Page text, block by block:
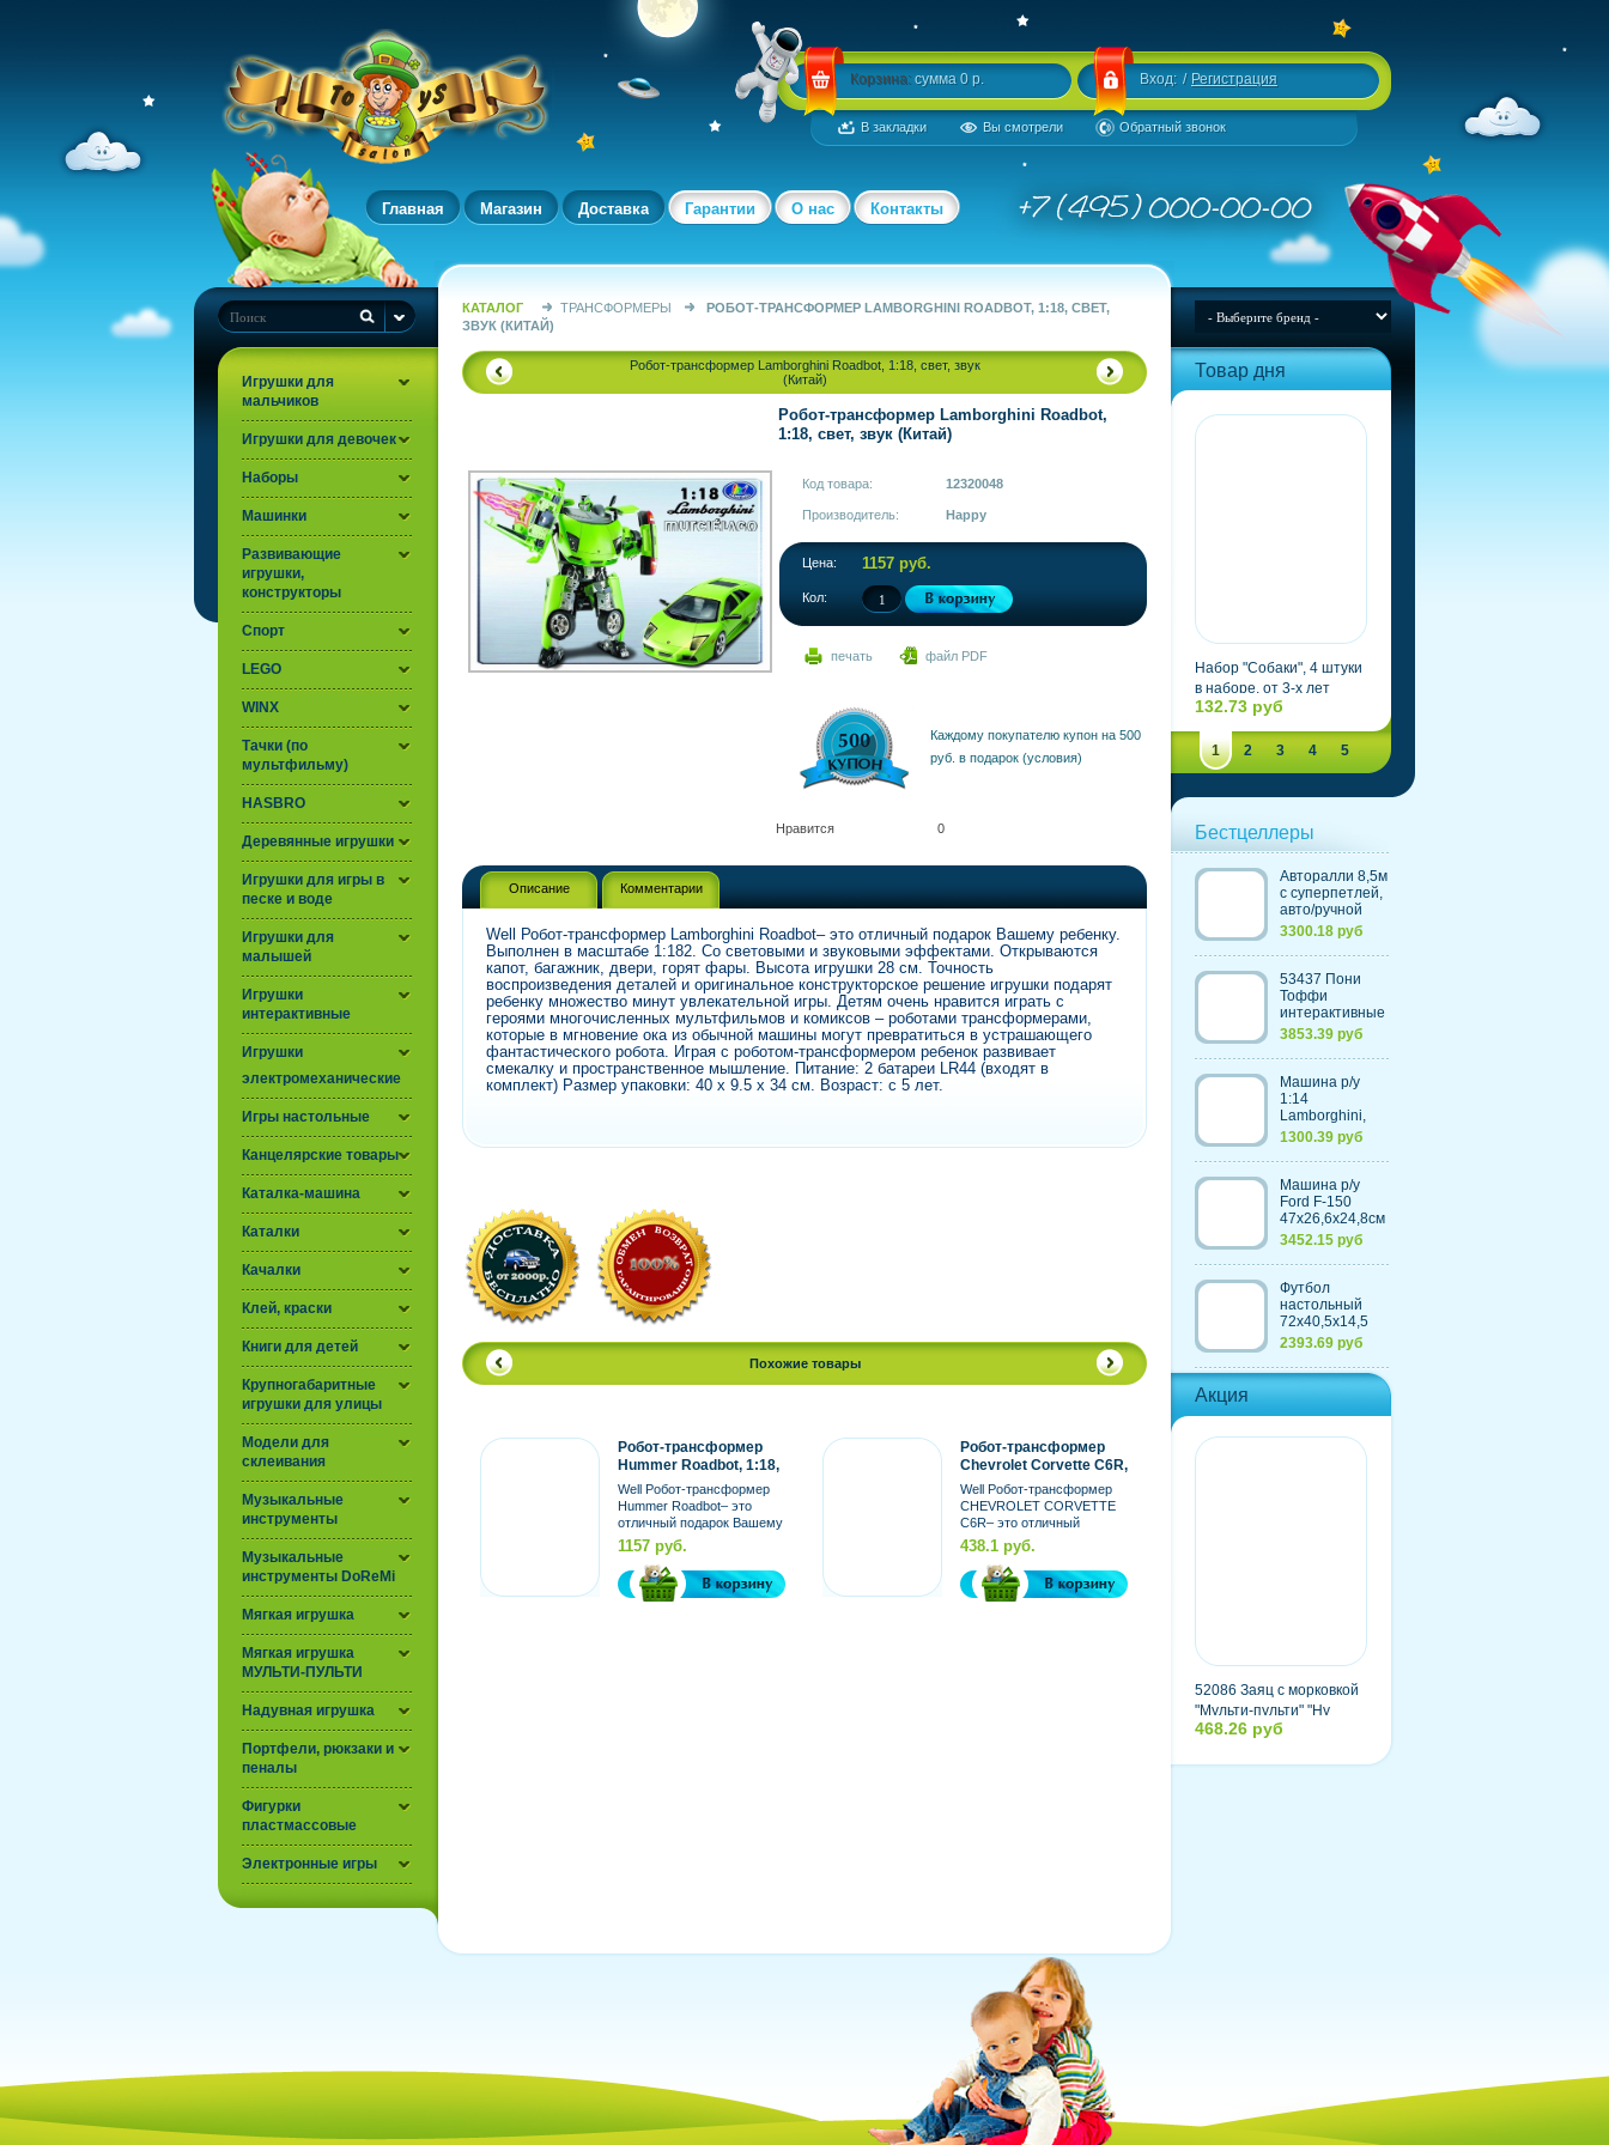
Корзина: сумма 0 р. Вход: / Регистрация
В закладки Вы смотрели Обратный звонок
Главная Магазин Доставка Гарантии О нас Контакты
Игрушки для
мальчиков
Игрушки для девочек
Наборы
Машинки
Развивающие
игрушки,
конструкторы
Спорт
LEGO
WINX
Тачки (по
мультфильму)
HASBRO
Деревянные игрушки
Игрушки для игры в
песке и воде
Игрушки для
малышей
Игрушки
интерактивные
Игрушки
электромеханические
Игры настольные
Канцелярские товары
Каталка-машина
Каталки
Качалки
Клей, краски
Книги для детей
Крупногабаритные
игрушки для улицы
Модели для
склеивания
Музыкальные
инструменты
Музыкальные
инструменты DoReMi
Мягкая игрушка
Мягкая игрушка
МУЛЬТИ-ПУЛЬТИ
Надувная игрушка
Портфели, рюкзаки и
пеналы
Фигурки
пластмассовые
Электронные игры
КАТАЛОГ ТРАНСФОРМЕРЫ
РОБОТ-ТРАНСФОРМЕР LAMBORGHINI ROADBOT, 1:18, СВЕТ,
ЗВУК (КИТАЙ)
Робот-трансформер Lamborghini Roadbot, 1:18, свет, звук
(Китай)
Робот-трансформер Lamborghini Roadbot,
1:18, свет, звук (Китай)
Код товара: 12320048
Производитель: Happy
Цена: 1157 руб.
Кол:
печать файл PDF
Каждому покупателю купон на 500
руб. в подарок (условия)
Нравится 0
Описание Комментарии
Well Робот-трансформер Lamborghini Roadbot– это отличный подарок Вашему ребенку.
Выполнен в масштабе 1:182. Со световыми и звуковыми эффектами. Открываются
капот, багажник, двери, горят фары. Высота игрушки 28 см. Точность
воспроизведения деталей и оригинальное конструкторское решение игрушки подарят
ребенку множество минут увлекательной игры. Детям очень нравится играть с
героями многочисленных мультфильмов и комиксов – роботами трансформерами,
которые в мгновение ока из обычной машины могут превратиться в устрашающего
фантастического робота. Играя с роботом-трансформером ребенок развивает
смекалку и пространственное мышление. Питание: 2 батареи LR44 (входят в
комплект) Размер упаковки: 40 x 9.5 x 34 см. Возраст: с 5 лет.
Похожие товары
Робот-трансформер
Hummer Roadbot, 1:18,
свет, звук (Китай)
Well Робот-трансформер
Hummer Roadbot– это
отличный подарок Вашему
ребенку. Выполнен в
масштабе 1:18. Со...
1157 руб.
Робот-трансформер
Chevrolet Corvette C6R,
1:32, свет (Китай)
Well Робот-трансформер
CHEVROLET CORVETTE
C6R– это отличный
подарок Вашему ребенку.
Выполнен в масштабе
1:32. Со...
438.1 руб.
Товар дня
Набор "Собаки", 4 штуки
в наборе, от 3-х лет
132.73 руб
1 2 3 4 5
Бестцеллеры
Авторалли 8,5м
c суперпетлей,
авто/ручной
контроль
скорости,
счетчик кругов
(220V) (Китай)
3300.18 руб
53437 Пони
Тоффи
интерактивные
(с морковкой и
3853.39 руб
Машина р/у
1:14
Lamborghini,
30,7х13,6х8,5см
1300.39 руб
Машина р/у
Ford F-150
47х26,6х24,8см
с
аккумулятором,
4 цвета
3452.15 руб
Футбол
настольный
72х40,5х14,5
см, из
пластмассы+элементы
из металла
2393.69 руб
Акция
52086 Заяц с морковкой
"Мульти-пульти" "Ну
погоди" озвученный,
468.26 руб